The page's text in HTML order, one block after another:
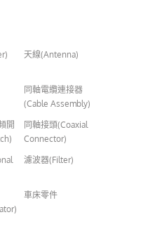
天線(Antenna)
同軸電纜連接器
(Cable Assembly)
開
同軸接頭(Coaxial
Connector)
濾波器(Filter)
車床零件